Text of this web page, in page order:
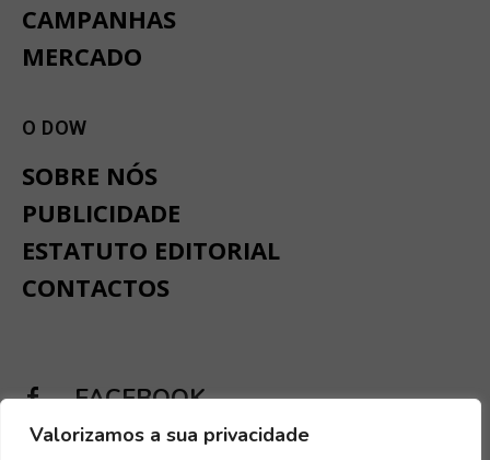
Valorizamos a sua privacidade
CAMPANHAS
MERCADO
O DOW
SOBRE NÓS
PUBLICIDADE
ESTATUTO EDITORIAL
CONTACTOS
FACEBOOK
INSTAGRAM